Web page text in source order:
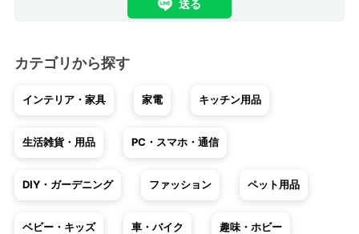
送る
カテゴリから探す
インテリア・家具 家電 キッチン用品
生活雑貨・用品 PC・スマホ・通信
DIY・ガーデニング ファッション ペット用品
ベビー・キッズ 車・バイク 趣味・ホビー